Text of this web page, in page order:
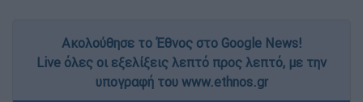
Ακολούθησε το Έθνος στο Google News!
Live όλες οι εξελίξεις λεπτό προς λεπτό, με την
υπογραφή του www.ethnos.gr